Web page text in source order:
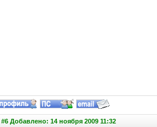
#6 Добавлено: 14 ноября 2009 11:32